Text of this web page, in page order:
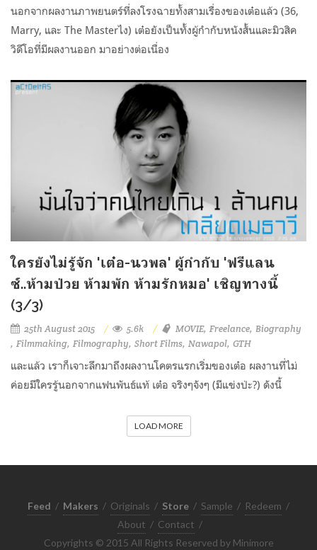
นอกจากผลงานภาพยนตร์ที่ลงโรงฉายทั้งสามเรื่องของเต๋อแล้ว (36,
Marry, และ The Masterไง) เต๋อยังเป็นทั้งผู้กำกับหนังสั้นและมิวสิค
วิดีโอที่มีผลงานออก มาอย่างต่อเนื่อง
ใครยังไม่รู้จัก 'เต๋อ-นวพล' ผู้กำกับ 'ฟรีแลน
ซ์..ห้ามป่วย ห้ามพัก ห้ามรักหมอ' เชิญทางนี้
(3/3)
25th August 2015 5.6k MOVIE Freelance Biography
Filmmaking Filmography Short Films Nawapol GTH
และแล้ว เราก็เจาะลึกมาถึงผลงานโคตรแรกเริ่มของเต๋อ ผลงานที่ไม่
ค่อยมีใครรู้นอกจากแฟนพันธ์แท้ เต๋อ จริงๆจังๆ (มีแข่งป่ะ?) ดังนี้
LOAD MORE
Feed / Makers / Originals / Store / Sample / Redeem /
About / Contact /
Copyrights © 2015 All Rights Reserved by Minimore